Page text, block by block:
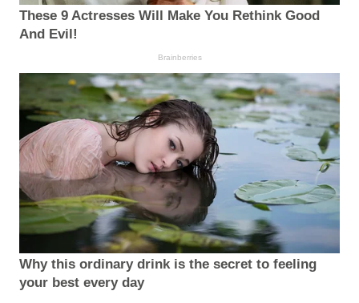
These 9 Actresses Will Make You Rethink Good
And Evil!
Brainberries
Why this ordinary drink is the secret to feeling
your best every day